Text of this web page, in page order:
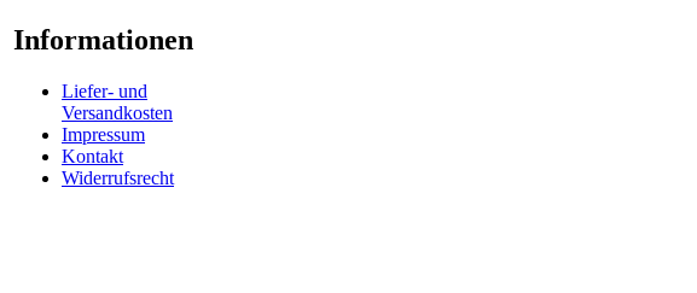
Informationen
Liefer- und
Versandkosten
Impressum
Kontakt
Widerrufsrecht